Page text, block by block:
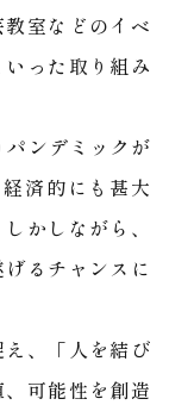
室などのイベ
った取り組み
ンデミックが
済的にも甚大
かしながら、
るチャンスに
、「人を結び
可能性を創造